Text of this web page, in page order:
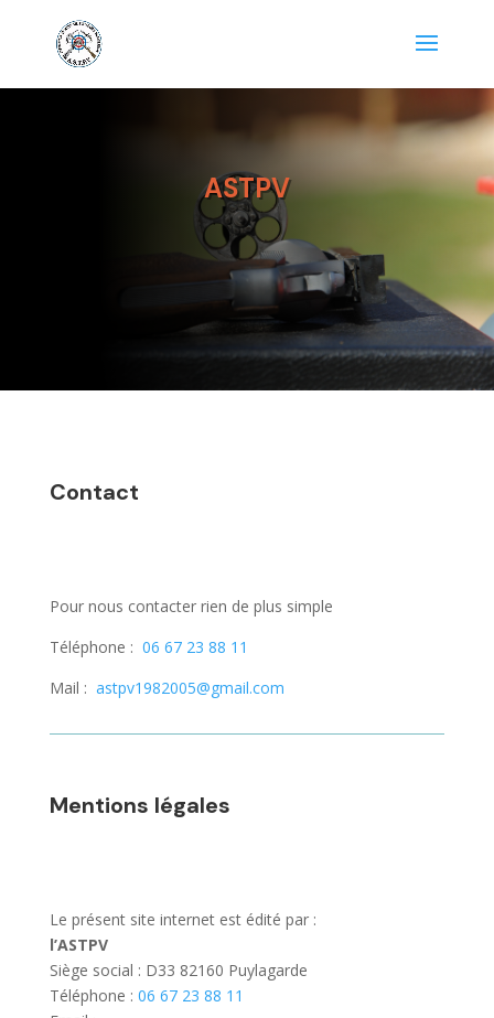
ASTPV
Contact
Pour nous contacter rien de plus simple
Téléphone : 06 67 23 88 11
Mail : astpv1982005@gmail.com
Mentions légales
Le présent site internet est édité par :
l’ASTPV
Siège social : D33 82160 Puylagarde
Téléphone : 06 67 23 88 11